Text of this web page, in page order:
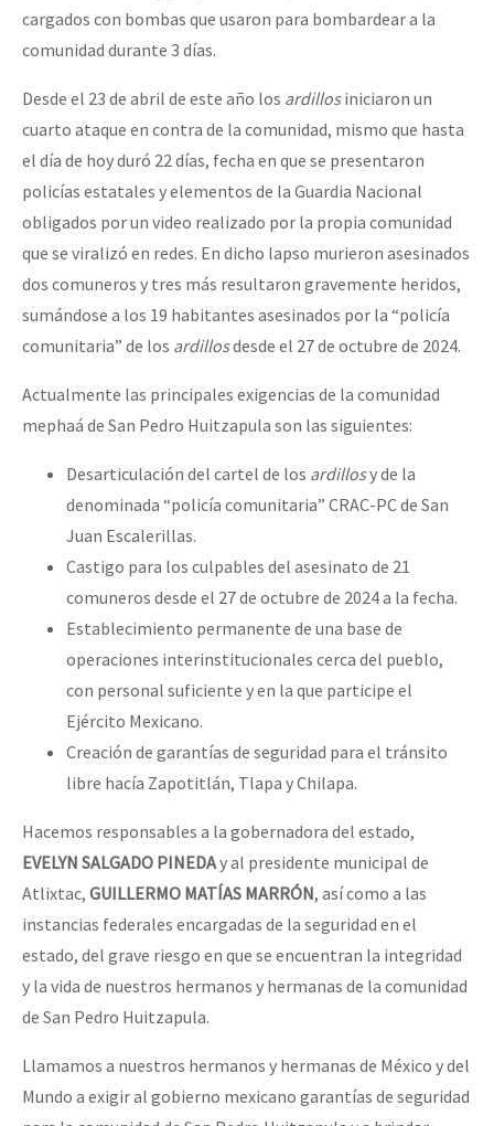
cargados con bombas que usaron para bombardear a la
comunidad durante 3 días.
Desde el 23 de abril de este año los ardillosiniciaron un
cuarto ataque en contra de la comunidad, mismo que hasta
el día de hoy duró 22 días, fecha en que se presentaron
policías estatales y elementos de la Guardia Nacional
obligados por un video realizado por la propia comunidad
que se viralizó en redes. En dicho lapso murieron asesinados
dos comuneros y tres más resultaron gravemente heridos,
sumándose a los 19 habitantes asesinados por la “policía
comunitaria” de los ardillosdesde el 27 de octubre de 2024.
Actualmente las principales exigencias de la comunidad
mephaá de San Pedro Huitzapula son las siguientes:
Desarticulación del cartel de los ardillosy de la
denominada “policía comunitaria” CRAC-PC de San
Juan Escalerillas.
Castigo para los culpables del asesinato de 21
comuneros desde el 27 de octubre de 2024 a la fecha.
Establecimiento permanente de una base de
operaciones interinstitucionales cerca del pueblo,
con personal suficiente y en la que participe el
Ejército Mexicano.
Creación de garantías de seguridad para el tránsito
libre hacía Zapotitlán, Tlapa y Chilapa.
Hacemos responsables a la gobernadora del estado,
EVELYN SALGADO PINEDAy al presidente municipal de
Atlixtac, GUILLERMO MATÍAS MARRÓN, así como a las
instancias federales encargadas de la seguridad en el
estado, del grave riesgo en que se encuentran la integridad
y la vida de nuestros hermanos y hermanas de la comunidad
de San Pedro Huitzapula.
Llamamos a nuestros hermanos y hermanas de México y del
Mundo a exigir al gobierno mexicano garantías de seguridad